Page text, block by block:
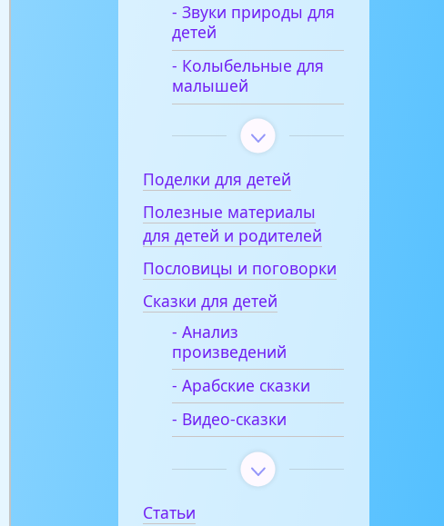
- Звуки природы для
детей
- Колыбельные для
малышей
Поделки для детей
Полезные материалы
для детей и родителей
Пословицы и поговорки
Сказки для детей
- Анализ
произведений
- Арабские сказки
- Видео-сказки
Статьи